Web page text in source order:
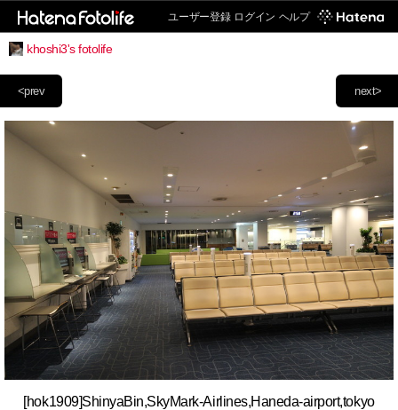
ユーザー登録 ログイン ヘルプ
khoshi3's fotolife
next>
<prev
[hok1909]ShinyaBin,SkyMark-Airlines,Haneda-airport,tokyo